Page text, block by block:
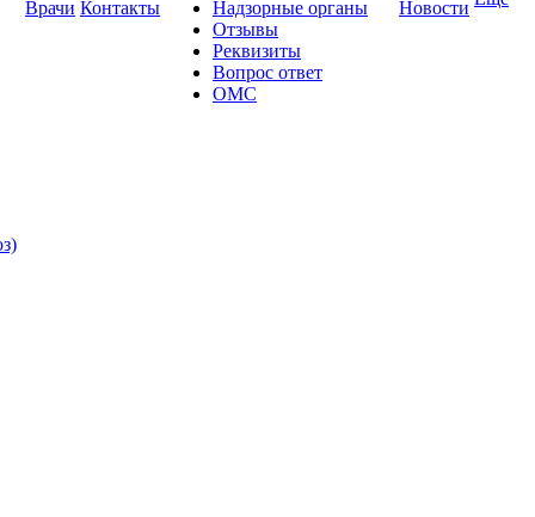
Врачи Контакты
Надзорные органы
Отзывы
Реквизиты
Вопрос ответ
ОМС
Новости